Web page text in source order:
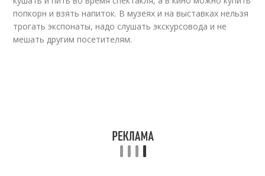
попкорн и взять напиток. В музеях и на выставках нельзя
трогать экспонаты, надо слушать экскурсовода и не
мешать другим посетителям.